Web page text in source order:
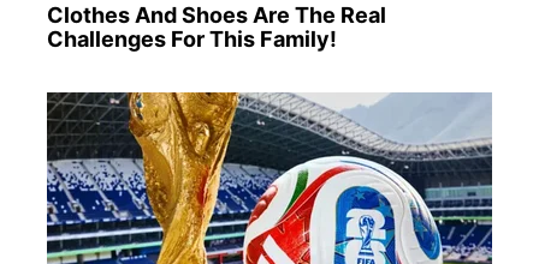
Clothes And Shoes Are The Real
Challenges For This Family!